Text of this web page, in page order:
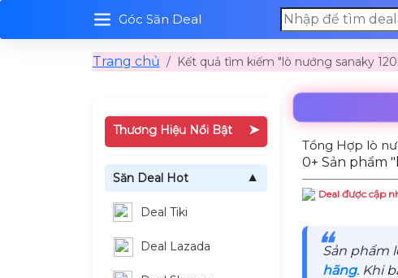
Góc Săn Deal
Trang chủ Kết quả tìm kiếm "lò nướng sanaky
Thương Hiệu Nổi Bật ➤
Săn Deal Hot ▼
Deal Tiki
Deal Lazada
Tổng Hợp lò
0+ Sản phẩm
Deal được cập
❝
Sản phẩm
hãng. Khi